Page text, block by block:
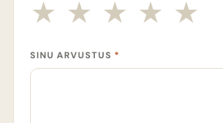
SINU ARVUSTUS *